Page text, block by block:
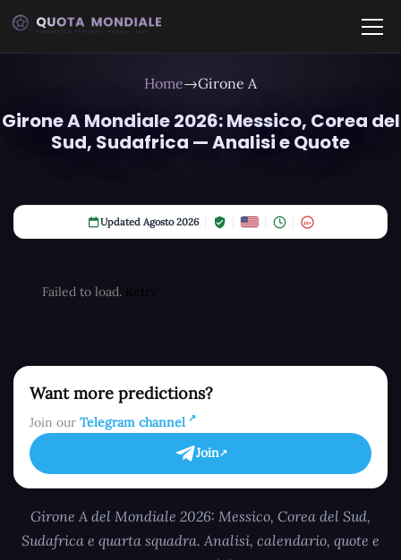
Home→Girone A
Girone A Mondiale 2026: Messico, Corea del
Sud, Sudafrica — Analisi e Quote
Updated Agosto 2026 18+
Failed to load. Retry
Want more predictions?
Join our Telegram channel
Join
Girone A del Mondiale 2026: Messico, Corea del Sud,
Sudafrica e quarta squadra. Analisi, calendario, quote e